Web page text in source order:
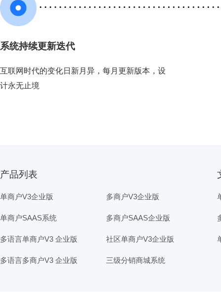
系统持续更新迭代
互联网时代的变化日新月异，每月更新版本，设
计永无止境
产品列表
单商户V3企业版 多商户V3企业版
单商户SAAS系统 多商户SAAS企业版
多语言单商户V3 企业版 社区单商户V3企业版
多语言多商户V3 企业版 三级分销商城系统